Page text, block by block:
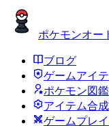
ポケモンオー
ブログ
ゲームアイ
ポケモン図鑑
アイテム合成
ゲームプレイ